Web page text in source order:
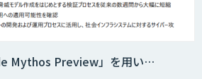
Mythos Preview」を用い…